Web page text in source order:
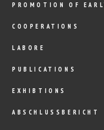
PROMOTION OF
COOPERATIONS
LABORE
PUBLICATIONS
EXHIBTIONS
ABSCHLUSSBERICHT